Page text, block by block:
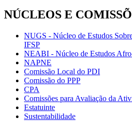
NÚCLEOS E
NUGS - Núcleo de Estudos
IFSP
NEABI - Núcleo de Estudos
NAPNE
Comissão Local do PDI
Comissão do PPP
CPA
Comissões para Avaliação da
Estatuinte
Sustentabilidade